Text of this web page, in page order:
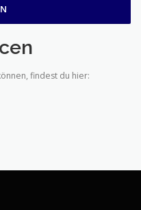
findest du hier: